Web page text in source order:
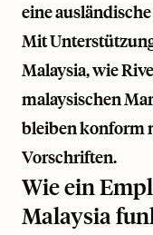
eine
Mit
Malaysia, wie
malaysischen
bleiben konform
Vorschriften.
Wie ein
Malaysia